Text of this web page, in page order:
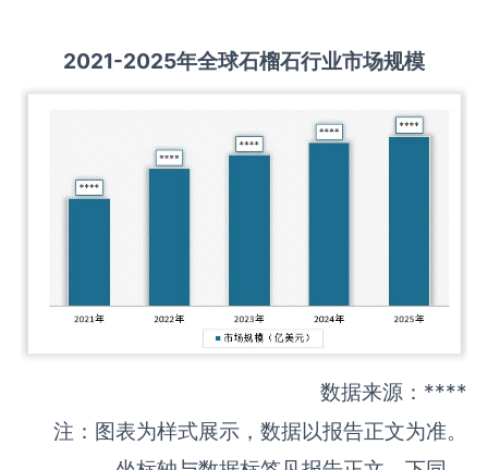
2021-2025年全球石榴石行业市场规模
数据来源：****
注：图表为样式展示，数据以报告正文为准。